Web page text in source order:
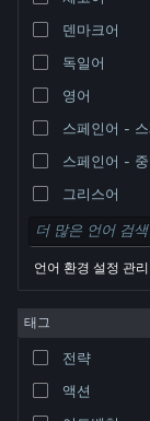
© Valve Corporation. 모든
및 기타 국가에서 각각 해
환불| 쿠키
덴마크어
독일어
영어
스페인어 - 스
스페인어 - 중
그리스어
언어 환경 설정 관리
태그
전략
액션